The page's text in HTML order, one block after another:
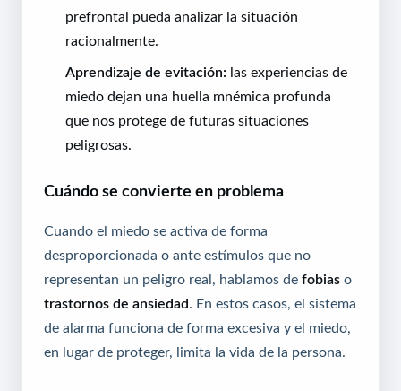
prefrontal pueda analizar la situación
racionalmente.
Aprendizaje de evitación: las experiencias de
miedo dejan una huella mnémica profunda
que nos protege de futuras situaciones
peligrosas.
Cuándo se convierte en problema
Cuando el miedo se activa de forma
desproporcionada o ante estímulos que no
representan un peligro real, hablamos de fobias o
trastornos de ansiedad . En estos casos, el sistema
de alarma funciona de forma excesiva y el miedo,
en lugar de proteger, limita la vida de la persona.